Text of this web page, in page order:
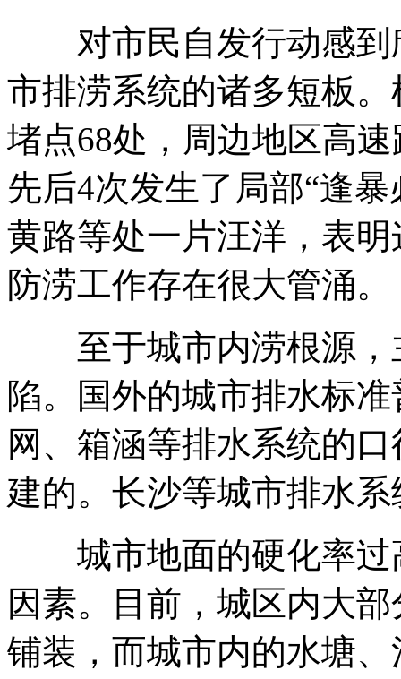
对市民自发行动感到
市排涝系统的诸多短板
堵点68处，周边地区高
先后4次发生了局部“逢
黄路等处一片汪洋，表
防涝工作存在很大管涌。
至于城市内涝根源，
陷。国外的城市排水标
网、箱涵等排水系统的
建的。长沙等城市排水
城市地面的硬化率过
因素。目前，城区内大
铺装，而城市内的水塘